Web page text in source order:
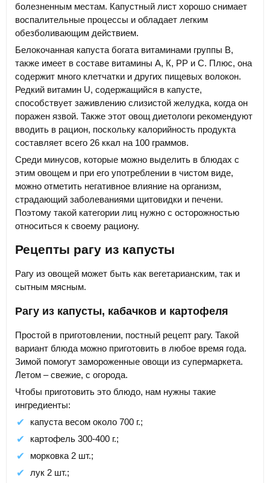
болезненным местам. Капустный лист хорошо снимает
воспалительные процессы и обладает легким
обезболивающим действием.
Белокочанная капуста богата витаминами группы В,
также имеет в составе витамины А, К, РР и С. Плюс, она
содержит много клетчатки и других пищевых волокон.
Редкий витамин U, содержащийся в капусте,
способствует заживлению слизистой желудка, когда он
поражен язвой. Также этот овощ диетологи рекомендуют
вводить в рацион, поскольку калорийность продукта
составляет всего 26 ккал на 100 граммов.
Среди минусов, которые можно выделить в блюдах с
этим овощем и при его употреблении в чистом виде,
можно отметить негативное влияние на организм,
страдающий заболеваниями щитовидки и печени.
Поэтому такой категории лиц нужно с осторожностью
относиться к своему рациону.
Рецепты рагу из капусты
Рагу из овощей может быть как вегетарианским, так и
сытным мясным.
Рагу из капусты, кабачков и картофеля
Простой в приготовлении, постный рецепт рагу. Такой
вариант блюда можно приготовить в любое время года.
Зимой помогут замороженные овощи из супермаркета.
Летом – свежие, с огорода.
Чтобы приготовить это блюдо, нам нужны такие
ингредиенты:
капуста весом около 700 г.;
картофель 300-400 г.;
морковка 2 шт.;
лук 2 шт.;